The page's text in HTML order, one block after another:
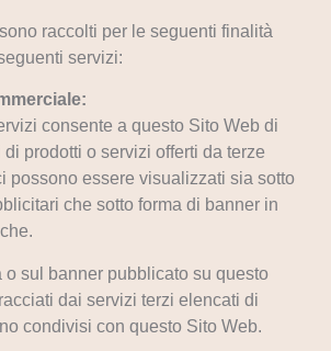
raccolti per le seguenti finalità
servizi:
consente a questo Sito Web di
prodotti o servizi offerti da terze
possono essere visualizzati sia sotto
che sotto forma di banner in
o sul banner pubblicato su questo
dai servizi terzi elencati di
condivisi con questo Sito Web.